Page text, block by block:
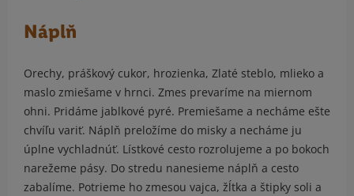
Náplň
Orechy, práškový cukor, hrozienka, Zlaté steblo, mlieko a
maslo zmiešame v hrnci. Zmes prevaríme na miernom
ohni. Pridáme jablkové pyré. Premiešame a necháme ešte
chvíľu variť. Náplň preložíme do misky a necháme ju
úplne vychladnúť. Lístkové cesto rozrolujeme a po bokoch
narežeme pásy. Do stredu nanesieme náplň a cesto
zabalíme. Potrieme ho zmesou vajca, žĺtka a štipky soli a